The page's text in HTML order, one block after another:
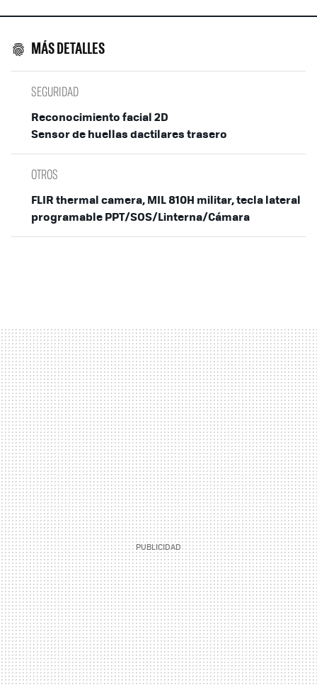
MÁS DETALLES
SEGURIDAD
Reconocimiento facial 2D
Sensor de huellas dactilares trasero
OTROS
FLIR thermal camera, MIL 810H militar, tecla lateral
programable PPT/SOS/Linterna/Cámara